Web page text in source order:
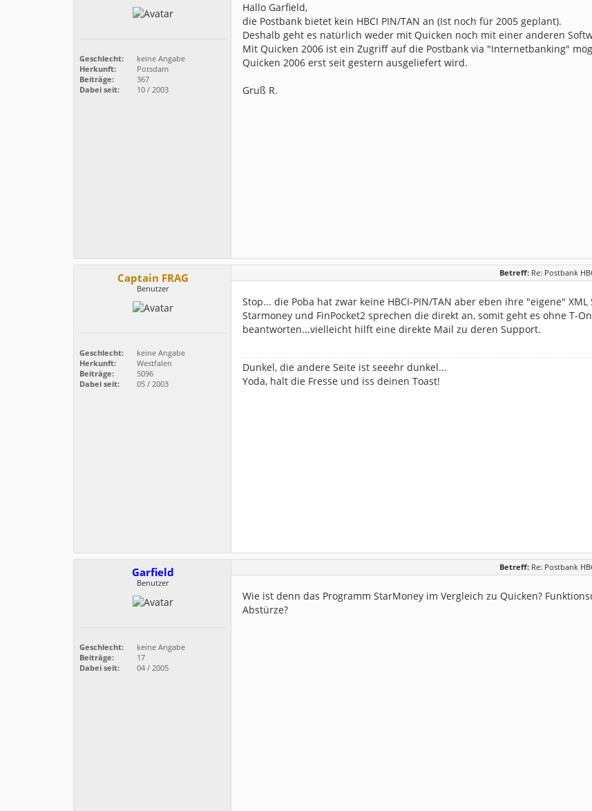
Geschlecht:
keine Angabe
Herkunft:
Potsdam
Beiträge:
367
Dabei seit:
10 / 2003
Hallo Garfield,
die Postbank bietet kein HBCI PIN/TAN an (Ist noch für 2005 geplant).
Deshalb geht es natürlich weder mit Quicken noch mit einer anderen
Mit Quicken 2006 ist ein Zugriff auf die Postbank via "Internetbanking"
Quicken 2006 erst seit gestern ausgeliefert wird.
Gruß R.
Captain FRAG
Benutzer
Geschlecht:
keine Angabe
Herkunft:
Westfalen
Beiträge:
5096
Dabei seit:
05 / 2003
Betreff: Re: Postbank
Stop... die Poba hat zwar keine HBCI-PIN/TAN aber eben ihre "eigene"
Starmoney und FinPocket2 sprechen die direkt an, somit geht es ohne T-
beantworten...vielleicht hilft eine direkte Mail zu deren Support.
Dunkel, die andere Seite ist seeehr dunkel...
Yoda, halt die Fresse und iss deinen Toast!
Garfield
Benutzer
Geschlecht:
keine Angabe
Beiträge:
17
Dabei seit:
04 / 2005
Betreff: Re: Postbank
Wie ist denn das Programm StarMoney im Vergleich zu Quicken?
Abstürze?